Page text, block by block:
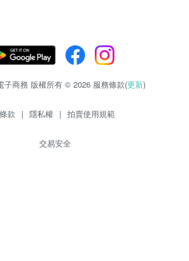
子商務 版權所有 © 2026 服務條款(更新)
款 | 隱私權 | 拍賣使用規範
交易安全